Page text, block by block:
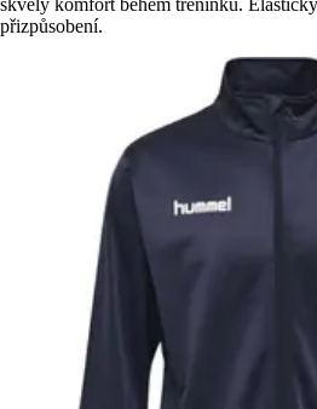
skvělý komfort během tréninku.
přizpůsobení.